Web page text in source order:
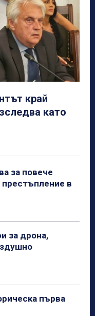
край
като
за повече
в
за дрона,
първа